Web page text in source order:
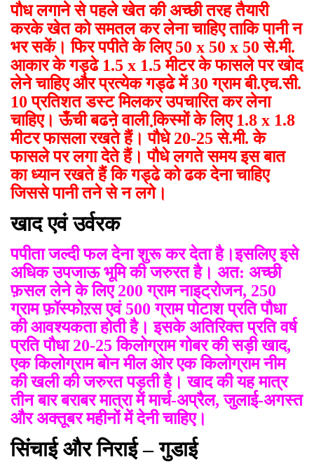
पौध लगाने से पहले खेत की अच्छी तरह तैयारी
करके खेत को समतल कर लेना चाहिए ताकि पानी न
भर सकें। फिर पपीते के लिए 50 x 50 x 50 से.मी.
आकार के गड्ढे 1.5 x 1.5 मीटर के फासले पर खोद
लेने चाहिए और प्रत्येक गड्ढे में 30 ग्राम बी.एच.सी.
10 प्रतिशत डस्ट मिलकर उपचारित कर लेना
चाहिए। ऊँची बढऩे वाली कि़स्मों के लिए 1.8 x 1.8
मीटर फासला रखते हैं। पौधे 20-25 से.मी. के
फासले पर लगा देते हैं। पौधे लगते समय इस बात
का ध्यान रखते हैं कि गड्ढे को ढक देना चाहिए
जिससे पानी तने से न लगे।
खाद एवं उर्वरक
पपीता जल्दी फल देना शुरू कर देता है।इसलिए इसे
अधिक उपजाऊ भूमि की जरुरत है। अत: अच्छी
फ़सल लेने के लिए 200 ग्राम नाइट्रोजन, 250
ग्राम फ़ॉस्फोऱस एवं 500 ग्राम पोटाश प्रति पौधा
की आवश्यकता होती है। इसके अतिरिक्त प्रति वर्ष
प्रति पौधा 20-25 किलोग्राम गोबर की सड़ी खाद,
एक किलोग्राम बोन मील ओर एक किलोग्राम नीम
की खली की जरुरत पड़ती है। खाद की यह मात्र
तीन बार बराबर मात्रा में मार्च-अप्रैल, जुलाई-अगस्त
और अक्तूबर महीनों में देनी चाहिए।
सिंचाई और निराई – गुडाई